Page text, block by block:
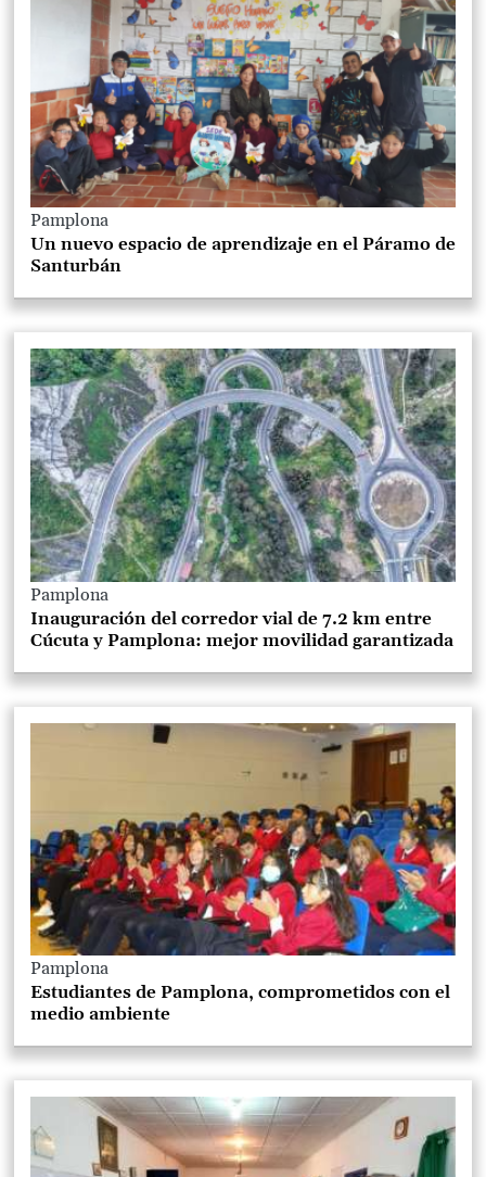
Pamplona
Un nuevo espacio de aprendizaje en el Páramo de
Santurbán
Pamplona
Inauguración del corredor vial de 7.2 km entre
Cúcuta y Pamplona: mejor movilidad garantizada
Pamplona
Estudiantes de Pamplona, comprometidos con el
medio ambiente